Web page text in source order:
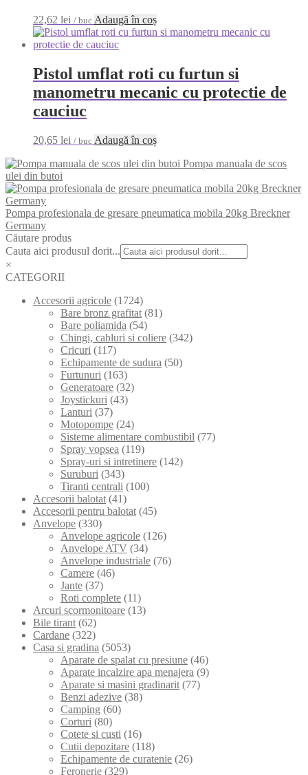
22,62 lei / buc Adaugă în coș
Pistol umflat roti cu furtun si
manometru mecanic cu protectie de
cauciuc
20,65 lei / buc Adaugă în coș
Pompa manuala de scos
ulei din butoi
Pompa profesionala de gresare pneumatica mobila 20kg Breckner
Germany
Căutare produs
Cauta aici produsul dorit...
×
CATEGORII
Accesorii agricole (1724)
Bare bronz grafitat (81)
Bare poliamida (54)
Chingi, cabluri si coliere (342)
Cricuri (117)
Echipamente de sudura (50)
Furtunuri (163)
Generatoare (32)
Joystickuri (43)
Lanturi (37)
Motopompe (24)
Sisteme alimentare combustibil (77)
Spray vopsea (119)
Spray-uri si intretinere (142)
Suruburi (343)
Tiranti centrali (100)
Accesorii balotat (41)
Accesorii pentru balotat (45)
Anvelope (330)
Anvelope agricole (126)
Anvelope ATV (34)
Anvelope industriale (76)
Camere (46)
Jante (37)
Roti complete (11)
Arcuri scormonitoare (13)
Bile tirant (62)
Cardane (322)
Casa si gradina (5053)
Aparate de spalat cu presiune (46)
Aparate incalzire apa menajera (9)
Aparate si masini gradinarit (77)
Benzi adezive (38)
Camping (60)
Corturi (80)
Cotete si custi (16)
Cutii depozitare (118)
Echipamente de curatenie (26)
Feronerie (329)